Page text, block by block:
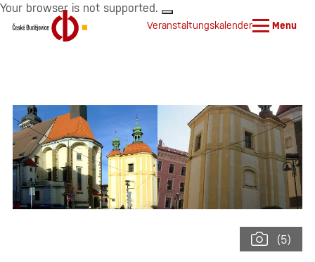
Your browser is not supported.
Veranstaltungskalender Menu
(5)